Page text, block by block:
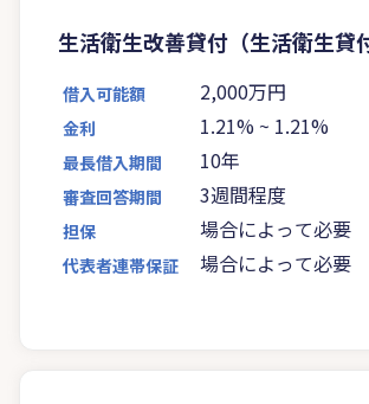
生活衛生改善貸付（生活衛生貸
借入可能額 2,000万円
金利 1.21% ~ 1.21%
最長借入期間 10年
審査回答期間 3週間程度
担保 場合によって必要
代表者連帯保証 場合によって必要